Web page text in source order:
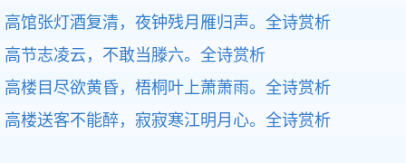
高馆张灯酒复清，夜钟残月雁归声。全诗赏析
高节志凌云，不敢当滕六。全诗赏析
高楼目尽欲黄昏，梧桐叶上萧萧雨。全诗赏析
高楼送客不能醉，寂寂寒江明月心。全诗赏析